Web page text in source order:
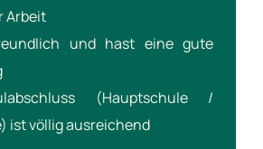
Arbeit
und hast eine gute
(Hauptschule /
ist völlig ausreichend